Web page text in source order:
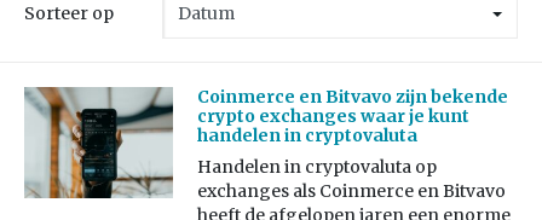
Sorteer op
Coinmerce en Bitvavo zijn bekende
crypto exchanges waar je kunt
handelen in cryptovaluta
Handelen in cryptovaluta op
exchanges als Coinmerce en Bitvavo
heeft de afgelopen jaren een enorme